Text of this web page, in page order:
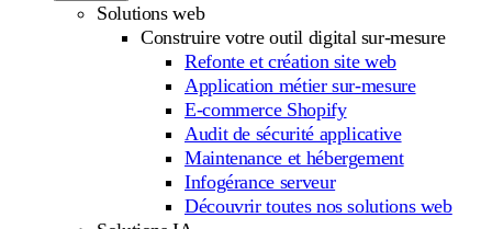
Solutions web
Construire votre outil digital sur-mesure
Refonte et création site web
Application métier sur-mesure
E-commerce Shopify
Audit de sécurité applicative
Maintenance et hébergement
Infogérance serveur
Découvrir toutes nos solutions web